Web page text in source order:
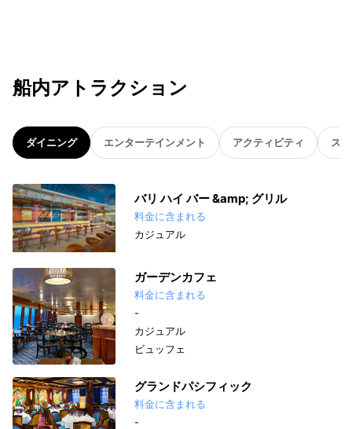
船内アトラクション
ダイニング エンターテインメント アクティビティ ス
バリ ハイ バー &amp; グリル
料金に含まれる
カジュアル
ガーデンカフェ
料金に含まれる
-
カジュアル
ビュッフェ
グランドパシフィック
料金に含まれる
-